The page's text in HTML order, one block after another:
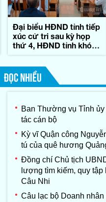
Đại biểu HĐND tỉnh tiếp
xúc cử tri sau kỳ họp
thứ 4, HĐND tỉnh khóa
ĐỌC NHIỀU
Ban Thường vụ Tỉnh
tác cán bộ
Kỳ vĩ Quận công
tú của quê hương
Đồng chí Chủ tịch
lượng tìm kiếm, quy
Câu Nhi
Câu lạc bộ Doanh